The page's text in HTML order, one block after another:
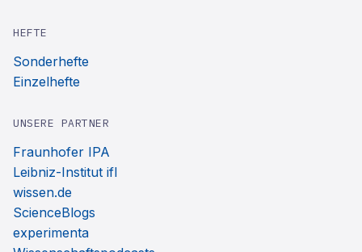
HEFTE
Sonderhefte
Einzelhefte
UNSERE PARTNER
Fraunhofer IPA
Leibniz-Institut ifl
wissen.de
ScienceBlogs
experimenta